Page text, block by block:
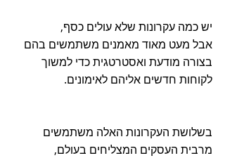
יש כמה עקרונות שלא עולים כסף,
אבל מעט מאוד מאמנים משתמשים בהם
בצורה מודעת ואסטרטגית כדי למשוך
לקוחות חדשים אליהם לאימונים.
בשלושת העקרונות האלה משתמשים
מרבית העסקים המצליחים בעולם,